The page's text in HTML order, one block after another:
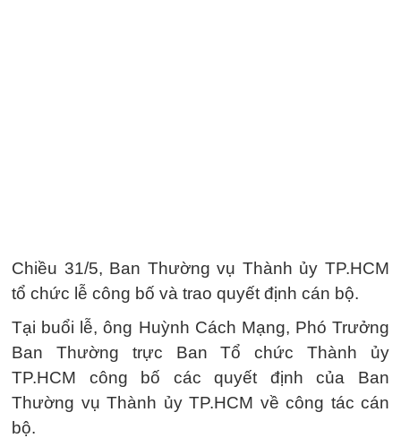
Chiều 31/5, Ban Thường vụ Thành ủy TP.HCM
tổ chức lễ công bố và trao quyết định cán bộ.
Tại buổi lễ, ông Huỳnh Cách Mạng, Phó Trưởng
Ban Thường trực Ban Tổ chức Thành ủy
TP.HCM công bố các quyết định của Ban
Thường vụ Thành ủy TP.HCM về công tác cán
bộ.